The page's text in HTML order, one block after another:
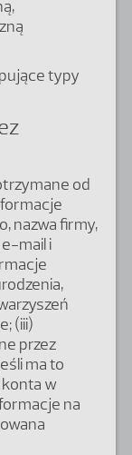
typy
od
nazwa firmy,
mail i
(iii)
przez
ma to
w
na